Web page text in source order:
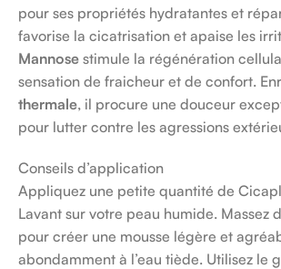
pour ses propriétés hydratantes et
favorise la cicatrisation et apaise les
Mannose stimule la régénération
sensation de fraicheur et de confort.
thermale, il procure une douceur
pour lutter contre les agressions
Conseils d’application
Appliquez une petite quantité de
Lavant sur votre peau humide. Massez
pour créer une mousse légère et
abondamment à l’eau tiède. Utilisez le